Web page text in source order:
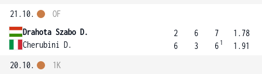
21.10.
Drahota Szabo D.
Cherubini D.
OF
2
6
6
3
7
6 1
1.78
1.91
20.10.
1K